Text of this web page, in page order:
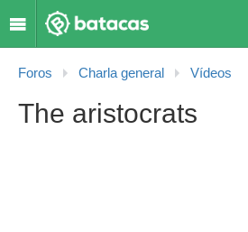
Foros Charla general Vídeos
The aristocrats